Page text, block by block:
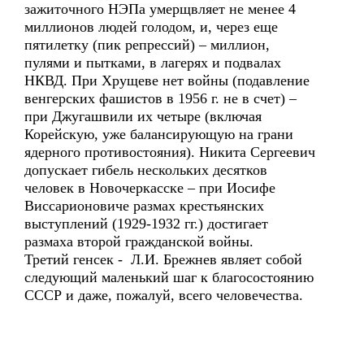
зажиточного НЭПа умерщвляет не менее 4
миллионов людей голодом, и, через еще
пятилетку (пик репрессий) – миллион,
пулями и пытками, в лагерях и подвалах
НКВД. При Хрущеве нет войны (подавление
венгерских фашистов в 1956 г. не в счет) –
при Джугашвили их четыре (включая
Корейскую, уже балансирующую на грани
ядерного противостояния). Никита Сергеевич
допускает гибель нескольких десятков
человек в Новочеркасске – при Иосифе
Виссарионовиче размах крестьянских
выступлений (1929-1932 гг.) достигает
размаха второй гражданской войны.
Третий генсек - Л.И. Брежнев являет собой
следующий маленький шаг к благосостоянию
СССР и даже, пожалуй, всего человечества.